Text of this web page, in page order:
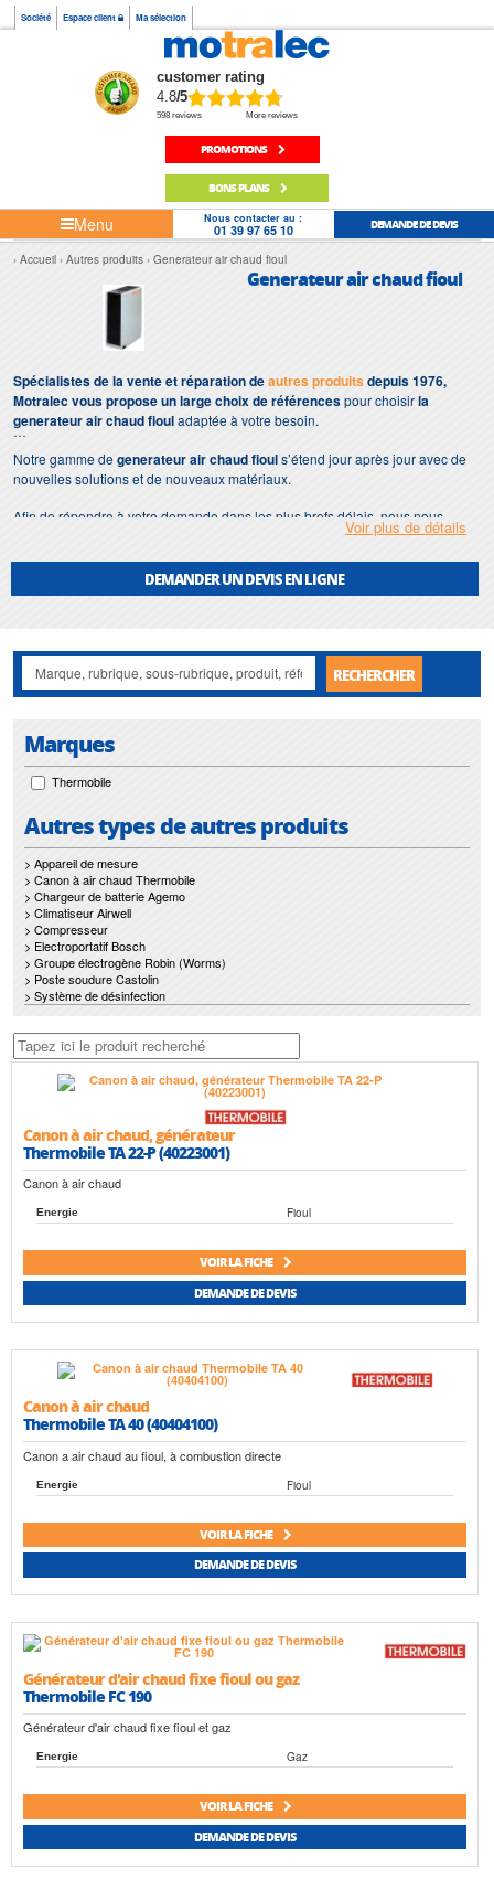
Société Espace client Ma sélection
customer rating
4.8/5
598 reviews More reviews
PROMOTIONS
BONS PLANS
Menu Nous contacter au :
01 39 97 65 10 DEMANDE DE DEVIS
Accueil Autres produits Generateur air chaud fioul
Generateur air chaud fioul
Spécialistes de la vente et réparation deautres produits depuis 1976,
Motralec vous propose un large choix de référencespour choisirla
generateur air chaud fiouladaptée à votre besoin.
Notre gamme degenerateur air chaud fiouls’étend jour après jour avec de
nouvelles solutions et de nouveaux matériaux.
Afin de répondre à votre demande dans les plus brefs délais, nous nous
generateur air chaud
Motralecmet également à votre disposition son service deréparationet
Nos interventions sur toute l'Ile de France suivant vos besoins et vos
contraintes sont un gage d'efficacité, et garantissent l'absence de perturbation
de vos installations degenerateur air chaud fioul.
Voir plus de détails
DEMANDER UN DEVIS EN LIGNE
RECHERCHER
Marques
Thermobile
Autres types de autres produits
> Appareil de mesure
> Canon à air chaud Thermobile
> Chargeur de batterie Agemo
> Climatiseur Airwell
> Compresseur
> Electroportatif Bosch
> Groupe électrogène Robin (Worms)
> Poste soudure Castolin
> Système de désinfection
Canon à air chaud, générateur
Thermobile TA 22-P (40223001)
Canon à air chaud
Energie Fioul
VOIR LA FICHE
DEMANDE DE DEVIS
Canon à air chaud
Thermobile TA 40 (40404100)
Canon a air chaud au fioul, à combustion directe
Energie Fioul
VOIR LA FICHE
DEMANDE DE DEVIS
Générateur d'air chaud fixe fioul ou gaz
Thermobile FC 190
Générateur d'air chaud fixe fioul et gaz
Energie Gaz
VOIR LA FICHE
DEMANDE DE DEVIS